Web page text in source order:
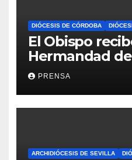
DIÓCESIS DE CÓRDOBA
El Obispo
Hermandad
PRENSA
ARCHIDIÓCESIS DE SEVILLA